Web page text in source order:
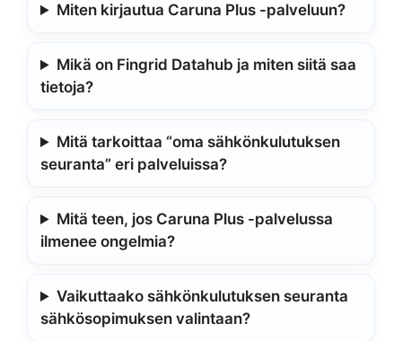
Miten kirjautua Caruna Plus -palveluun?
Mikä on Fingrid Datahub ja miten siitä saa
tietoja?
Mitä tarkoittaa “oma sähkönkulutuksen
seuranta” eri palveluissa?
Mitä teen, jos Caruna Plus -palvelussa
ilmenee ongelmia?
Vaikuttaako sähkönkulutuksen seuranta
sähkösopimuksen valintaan?